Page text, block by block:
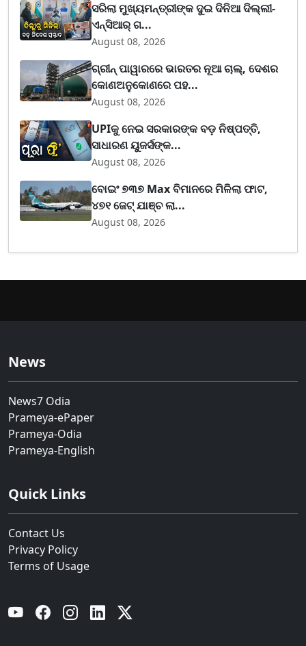
ସରିଲା ମୁଖ୍ୟମନ୍ତ୍ରୀଙ୍କ ଦୁଇ ଦିନିଆ ଦିଲ୍ଲୀ-
ଏନ୍‌ସିଆର୍ ଗ...
August 08, 2026
ଗ୍ରୀନ୍ ପାୱାରରେ ଭାରତର ନୂଆ ଚାଲ୍, ଦେଶର
କୋଣଅନୁକୋଣରେ ପହ...
August 08, 2026
UPIକୁ ନେଇ ସରକାରଙ୍କ ବଡ଼ ନିଷ୍ପତ୍ତି,
ସାଧାରଣ ୟୁଜର୍ସଙ୍କ...
August 08, 2026
ବୋଇଂ ୭୩୭ Max ବିମାନରେ ମିଳିଲା ଫାଟ,
୪୭୧ ଜେଟ୍ ଯାଞ୍ଚ ଲା...
August 08, 2026
News
News7 Odia
Prameya-ePaper
Prameya-Odia
Prameya-English
Quick Links
Contact Us
Privacy Policy
Terms of Usage
YouTube Facebook Instagram Linkedin